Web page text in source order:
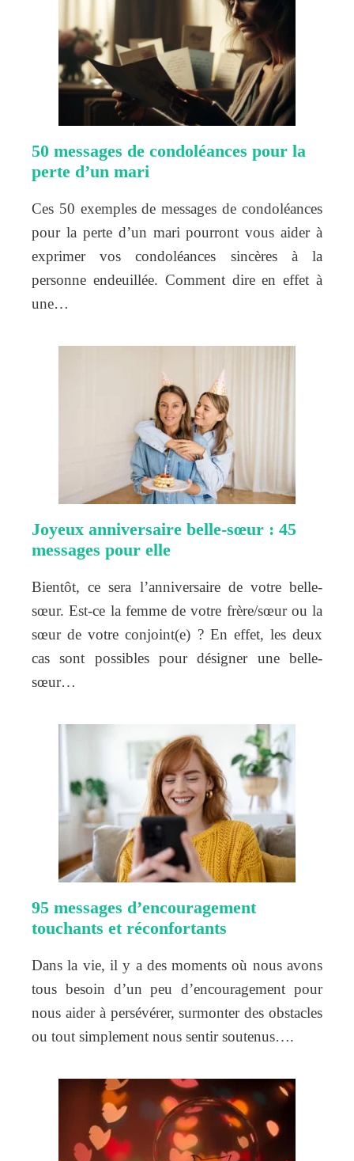
50 messages de condoléances pour la
perte d’un mari
Ces 50 exemples de messages de condoléances
pour la perte d’un mari pourront vous aider à
exprimer vos condoléances sincères à la
personne endeuillée. Comment dire en effet à
une…
Joyeux anniversaire belle-sœur : 45
messages pour elle
Bientôt, ce sera l’anniversaire de votre belle-
sœur. Est-ce la femme de votre frère/sœur ou la
sœur de votre conjoint(e) ? En effet, les deux
cas sont possibles pour désigner une belle-
sœur…
95 messages d’encouragement
touchants et réconfortants
Dans la vie, il y a des moments où nous avons
tous besoin d’un peu d’encouragement pour
nous aider à persévérer, surmonter des obstacles
ou tout simplement nous sentir soutenus….